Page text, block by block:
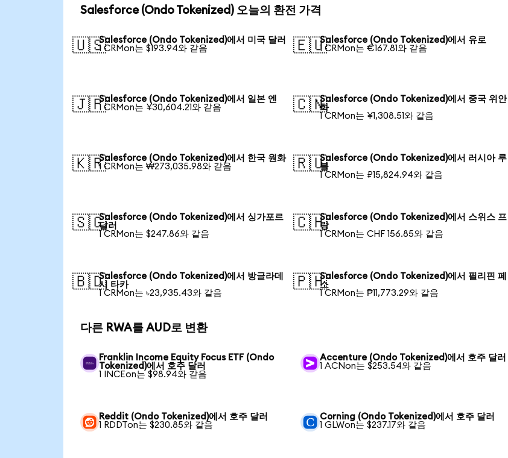
Salesforce (Ondo Tokenized) 오늘의 환전 가격
🇺🇸Salesforce (Ondo Tokenized)에서 미국 달러
1 CRMon는 $193.94와 같음
🇪🇺Salesforce (Ondo Tokenized)에서 유로
1 CRMon는 €167.81와 같음
🇯🇵Salesforce (Ondo Tokenized)에서 일본 엔
1 CRMon는 ¥30,604.21와 같음
🇨🇳Salesforce (Ondo Tokenized)에서 중국 위안
화
1 CRMon는 ¥1,308.51와 같음
🇰🇷Salesforce (Ondo Tokenized)에서 한국 원화
1 CRMon는 ₩273,035.98와 같음
🇷🇺Salesforce (Ondo Tokenized)에서 러시아 루
블
1 CRMon는 ₽15,824.94와 같음
🇸🇬Salesforce (Ondo Tokenized)에서 싱가포르
달러
1 CRMon는 $247.86와 같음
🇨🇭Salesforce (Ondo Tokenized)에서 스위스 프
랑
1 CRMon는 CHF 156.85와 같음
🇧🇩Salesforce (Ondo Tokenized)에서 방글라데
시 타카
1 CRMon는 ৳23,935.43와 같음
🇵🇭Salesforce (Ondo Tokenized)에서 필리핀 페
소
1 CRMon는 ₱11,773.29와 같음
다른 RWA를 AUD로 변환
Franklin Income Equity Focus ETF (Ondo
Tokenized)에서 호주 달러
1 INCEon는 $98.94와 같음
Accenture (Ondo Tokenized)에서 호주 달러
1 ACNon는 $253.54와 같음
Reddit (Ondo Tokenized)에서 호주 달러
1 RDDTon는 $230.85와 같음
Corning (Ondo Tokenized)에서 호주 달러
1 GLWon는 $237.17와 같음